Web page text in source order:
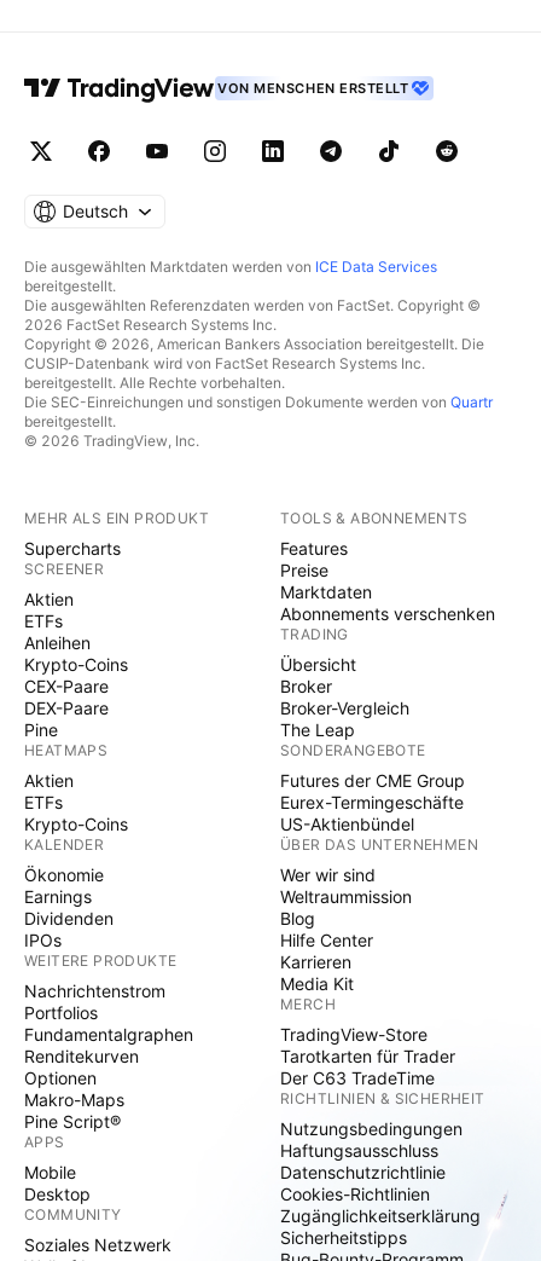
VON MENSCHEN ERSTELLT
Deutsch
Die ausgewählten Marktdaten werden von ICE Data Services
bereitgestellt.
Die ausgewählten Referenzdaten werden von FactSet. Copyright ©
2026 FactSet Research Systems Inc.
Copyright © 2026, American Bankers Association bereitgestellt. Die
CUSIP-Datenbank wird von FactSet Research Systems Inc.
bereitgestellt. Alle Rechte vorbehalten.
Die SEC-Einreichungen und sonstigen Dokumente werden von Quartr
bereitgestellt.
© 2026 TradingView, Inc.
MEHR ALS EIN PRODUKT
Supercharts
SCREENER
Aktien
ETFs
Anleihen
Krypto-Coins
CEX-Paare
DEX-Paare
Pine
HEATMAPS
Aktien
ETFs
Krypto-Coins
KALENDER
Ökonomie
Earnings
Dividenden
IPOs
WEITERE PRODUKTE
Nachrichtenstrom
Portfolios
Fundamentalgraphen
Renditekurven
Optionen
Makro-Maps
Pine Script®
APPS
Mobile
Desktop
COMMUNITY
Soziales Netzwerk
TOOLS & ABONNEMENTS
Features
Preise
Marktdaten
Abonnements verschenken
TRADING
Übersicht
Broker
Broker-Vergleich
The Leap
SONDERANGEBOTE
Futures der CME Group
Eurex-Termingeschäfte
US-Aktienbündel
ÜBER DAS UNTERNEHMEN
Wer wir sind
Weltraummission
Blog
Hilfe Center
Karrieren
Media Kit
MERCH
TradingView-Store
Tarotkarten für Trader
Der C63 TradeTime
RICHTLINIEN & SICHERHEIT
Nutzungsbedingungen
Haftungsausschluss
Datenschutzrichtlinie
Cookies-Richtlinien
Zugänglichkeitserklärung
Sicherheitstipps